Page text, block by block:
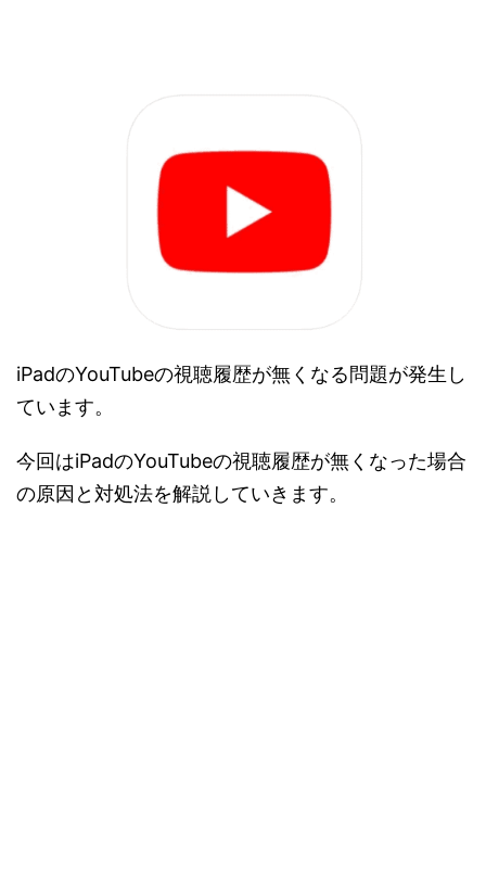
iPadのYouTubeの視聴履歴が無くなる問題が発生し
ています。
今回はiPadのYouTubeの視聴履歴が無くなった場合
の原因と対処法を解説していきます。